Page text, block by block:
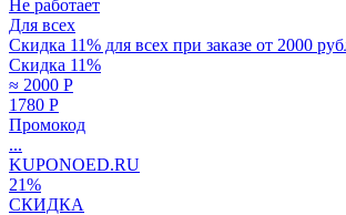
Не работает
Для всех
Скидка 11% для всех при заказе от 2000
Скидка 11%
≈ 2000 Р
1780 Р
Промокод
...
KUPONOED.RU
21%
СКИДКА